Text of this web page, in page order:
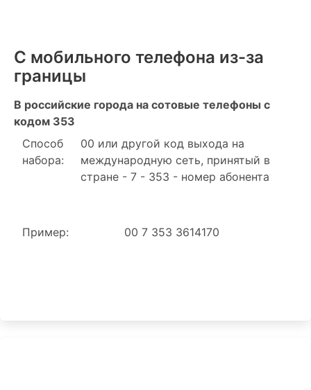
С мобильного телефона из-за
границы
В российские города на сотовые телефоны с
кодом 353
Способ
набора:
00 или другой код выхода на
международную сеть, принятый в
стране - 7 - 353 - номер абонента
Пример: 00 7 353 3614170